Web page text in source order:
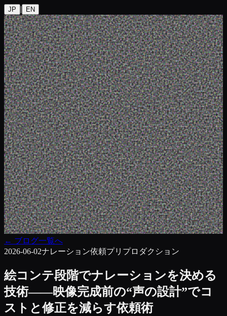
JP | EN
← ブログ一覧へ
2026-06-02ナレーション依頼プリプロダクション
絵コンテ段階でナレーションを決める
技術――映像完成前の“声の設計”でコ
ストと修正を減らす依頼術